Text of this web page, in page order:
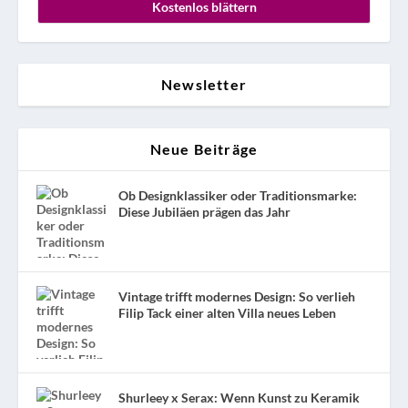
Kostenlos blättern
Newsletter
Neue Beiträge
Ob Designklassiker oder Traditionsmarke:
Diese Jubiläen prägen das Jahr
Vintage trifft modernes Design: So verlieh
Filip Tack einer alten Villa neues Leben
Shurleey x Serax: Wenn Kunst zu Keramik